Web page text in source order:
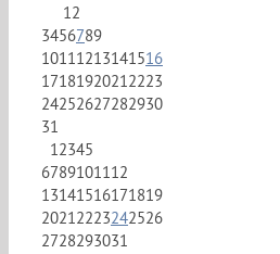
1 2
3456789
1011 1213141516
1718192021 2223
24252627282930
31
1 2345
67891011 12
13141516171819
2021 2223242526
2728293031